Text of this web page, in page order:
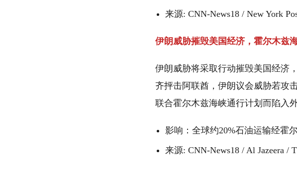
来源: CNN-News18 / New York
伊朗威胁摧毁美国经济，霍尔木兹
伊朗威胁将采取行动摧毁美国经济
齐抨击阿联酋，伊朗议会威胁若攻
联合霍尔木兹海峡通行计划而陷入
影响：全球约20%石油运输经霍
来源: CNN-News18 / Al Jazeera /